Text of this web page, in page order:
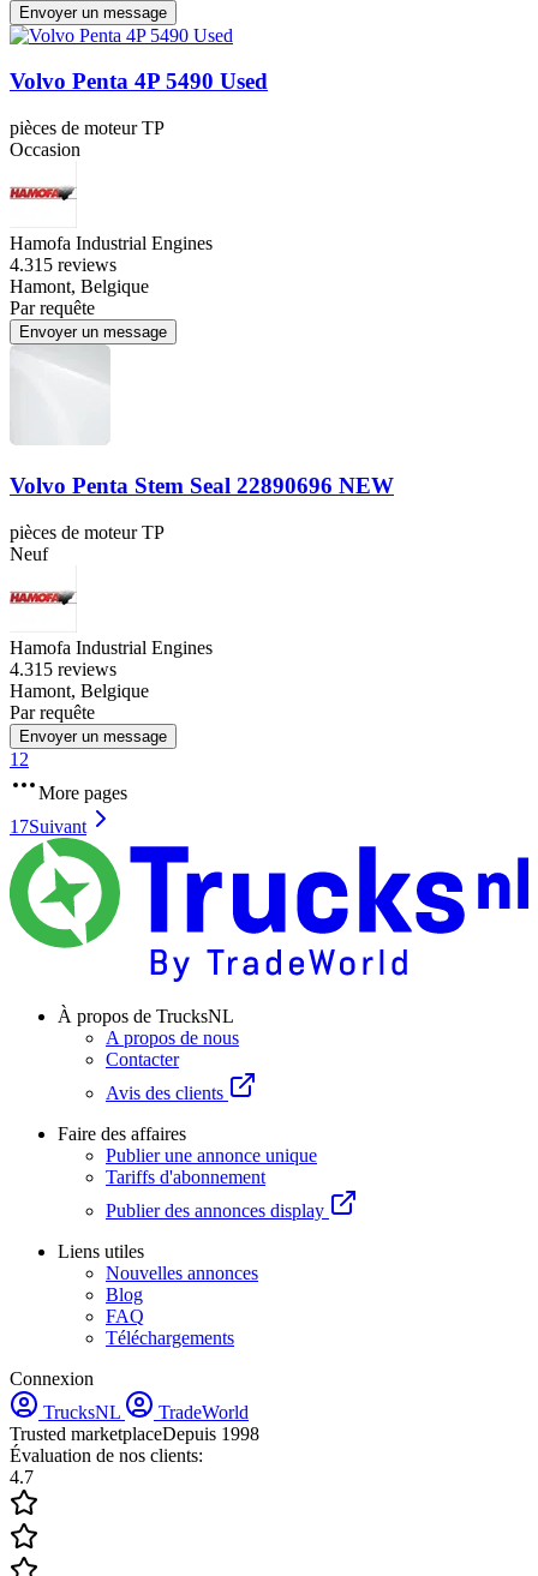
Envoyer un message
Volvo Penta 4P 5490 Used
pièces de moteur TP
Occasion
Hamofa Industrial Engines
4.315 reviews
Hamont, Belgique
Par requête
Envoyer un message
Volvo Penta Stem Seal 22890696 NEW
pièces de moteur TP
Neuf
Hamofa Industrial Engines
4.315 reviews
Hamont, Belgique
Par requête
Envoyer un message
1 2
More pages
17Suivant
À propos de TrucksNL
A propos de nous
Contacter
Avis des clients
Faire des affaires
Publier une annonce unique
Tariffs d'abonnement
Publier des annonces display
Liens utiles
Nouvelles annonces
Blog
FAQ
Téléchargements
Connexion
TrucksNL
TradeWorld
Trusted marketplaceDepuis 1998
Évaluation de nos clients:
4.7